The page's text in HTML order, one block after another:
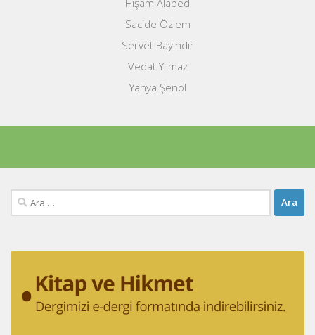
Sacide Özlem
Servet Bayındır
Vedat Yılmaz
Yahya Şenol
Arama: